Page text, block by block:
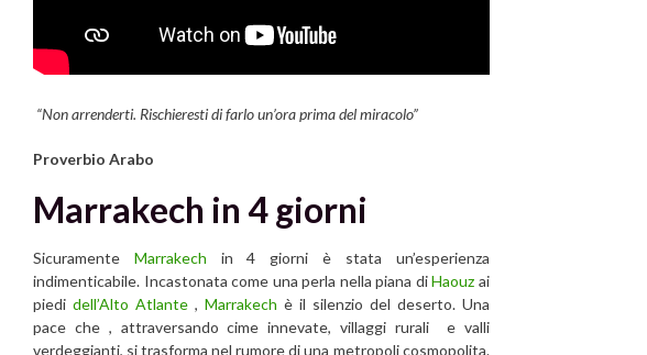
“Non arrenderti. Rischieresti di farlo un’ora prima del miracolo”
Proverbio Arabo
Marrakech in 4 giorni
Sicuramente Marrakech in 4 giorni è stata un’esperienza
indimenticabile. Incastonata come una perla nella piana diHaouz ai
piedi dell’Alto Atlante, Marrakech è il silenzio del deserto. Una
pace che , attraversando cime innevate, villaggi rurali e valli
verdeggianti, si trasforma nel rumore di una metropoli cosmopolita.